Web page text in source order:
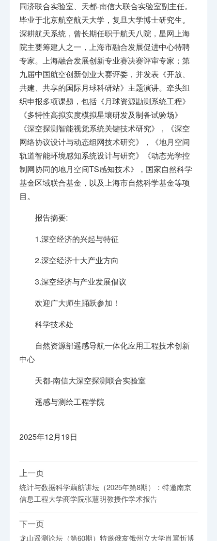
同济联合实验室、天都-南信大联合实验室副主任。
毕业于北京航空航天大学，复旦大学博士研究生。
深耕航天系统，曾长期任职于航天八院，星网上海
院主要筹建人之一，上海市融合发展促进中心特聘
专家。上海融合发展创新专业赛决赛评审专家；第
九届中国航空创新创业大赛评委，并发表《开放、
共建、共享的国际月球科研站》主题演讲。牵头组
织申报多项课题，包括《月球资源勘测系统工程》
《多特性高拟实度模拟星壤研发及制备试验场》
《深空探测智能视觉系统关键技术研究》，《深空
网络协议设计与动态组网技术研究》，《地月空间
轨道智能环境感知系统设计与研究》《动态光学控
制网协同的地月空间TS感知技术》，国家自然科学
基金区域联合基金，以及上海市自然科学基金等项
目。
报告摘要:
1.深空经济的兴起与特征
2.深空经济十大产业方向
3.深空经济与产业发展倡议
欢迎广大师生踊跃参加！
科学技术处
自然资源部遥感导航一体化应用工程技术创新
中心
天都-南信大深空探测联合实验室
遥感与测绘工程学院
2025年12月19日
上一页
统计与数据科学藕舫讲坛（2025年第8期）：特邀南京
信息工程大学商学院张慧明教授作学术报告
下一页
龙山遥测论坛（第60期）特邀俄亥俄州立大学肖翼忻博